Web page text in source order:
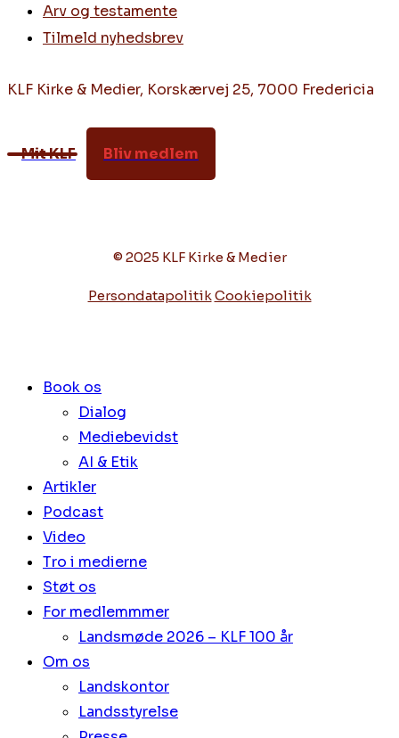
Arv og testamente
Tilmeld nyhedsbrev
KLF Kirke & Medier, Korskærvej 25, 7000 Fredericia
Mit KLF Bliv medlem
© 2025 KLF Kirke & Medier
PersondatapolitikCookiepolitik
Book os
Dialog
Mediebevidst
AI & Etik
Artikler
Podcast
Video
Tro i medierne
Støt os
For medlemmmer
Landsmøde 2026 – KLF 100 år
Om os
Landskontor
Landsstyrelse